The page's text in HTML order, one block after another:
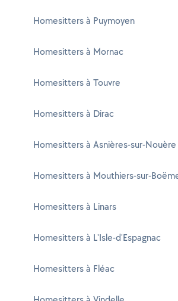
Homesitters à Puymoyen
Homesitters à Mornac
Homesitters à Touvre
Homesitters à Dirac
Homesitters à Asnières-sur-Nouère
Homesitters à Mouthiers-sur-
Homesitters à Linars
Homesitters à L'Isle-d'Espagnac
Homesitters à Fléac